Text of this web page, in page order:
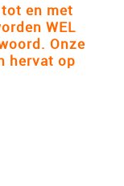
en met
WEL
Onze
hervat op